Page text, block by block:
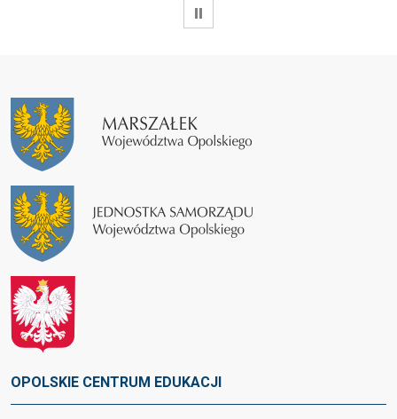
WSTRZYMAJ
OPOLSKIE CENTRUM EDUKACJI